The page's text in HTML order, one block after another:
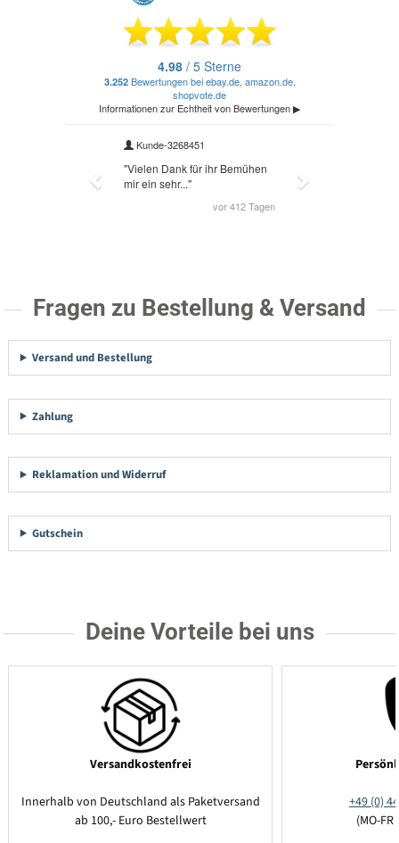
Fragen zu Bestellung & Versand
Versand und Bestellung
Zahlung
Reklamation und Widerruf
Gutschein
Deine Vorteile bei uns
Versandkostenfrei
Innerhalb von Deutschland als Paketversand
ab 100,- Euro Bestellwert
+49 (0)
(MO-